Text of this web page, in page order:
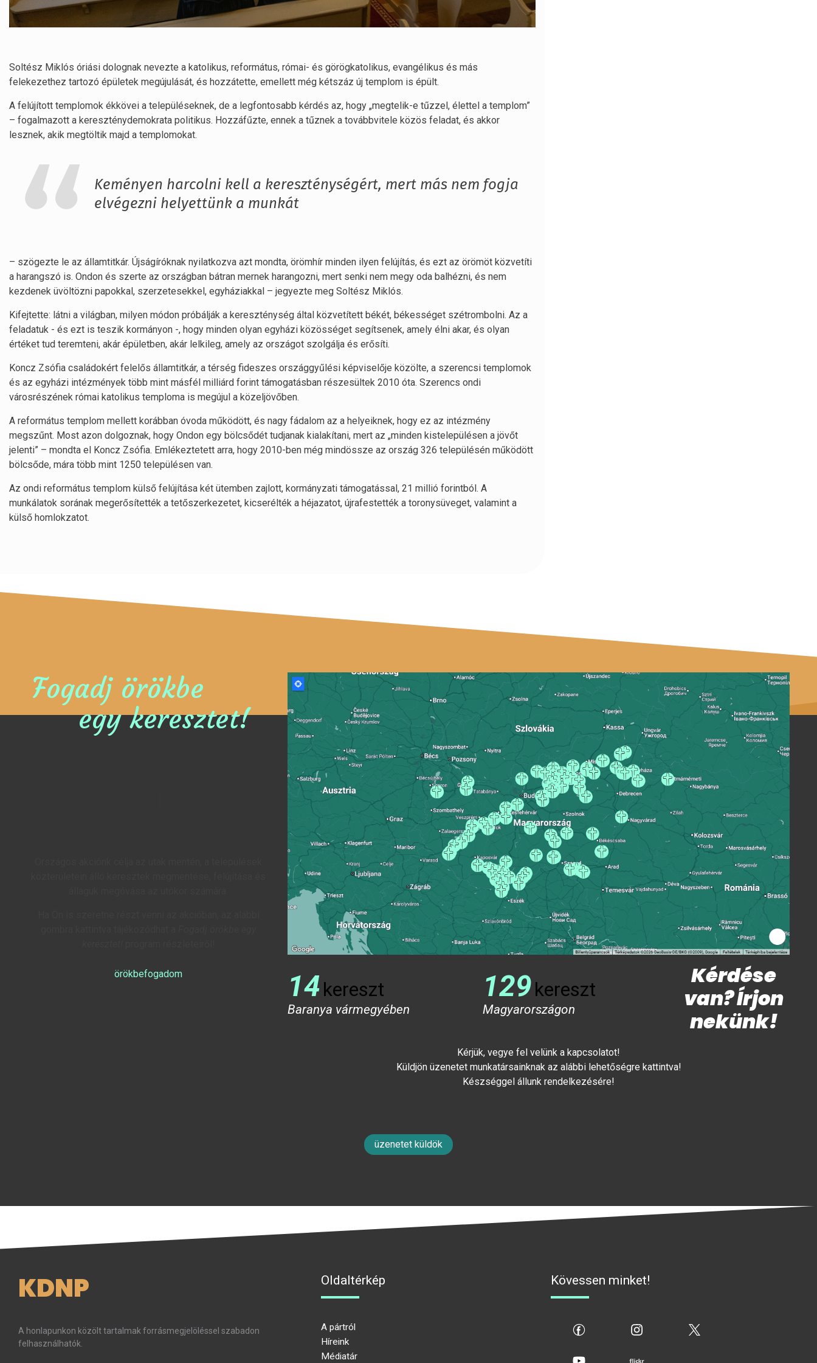
Soltész Miklós óriási dolognak nevezte a katolikus, református, római- és görögkatolikus, evangélikus és más
felekezethez tartozó épületek megújulását, és hozzátette, emellett még kétszáz új templom is épült.
A felújított templomok ékkövei a településeknek, de a legfontosabb kérdés az, hogy „megtelik-e tűzzel, élettel a templom”
– fogalmazott a kereszténydemokrata politikus. Hozzáfűzte, ennek a tűznek a továbbvitele közös feladat, és akkor
lesznek, akik megtöltik majd a templomokat.
Keményen harcolni kell a kereszténységért, mert más nem fogja
elvégezni helyettünk a munkát
– szögezte le az államtitkár. Újságíróknak nyilatkozva azt mondta, örömhír minden ilyen felújítás, és ezt az örömöt közvetíti
a harangszó is. Ondon és szerte az országban bátran mernek harangozni, mert senki nem megy oda balhézni, és nem
kezdenek üvöltözni papokkal, szerzetesekkel, egyháziakkal – jegyezte meg Soltész Miklós.
Kifejtette: látni a világban, milyen módon próbálják a kereszténység által közvetített békét, békességet szétrombolni. Az a
feladatuk - és ezt is teszik kormányon -, hogy minden olyan egyházi közösséget segítsenek, amely élni akar, és olyan
értéket tud teremteni, akár épületben, akár lelkileg, amely az országot szolgálja és erősíti.
Koncz Zsófia családokért felelős államtitkár, a térség fideszes országgyűlési képviselője közölte, a szerencsi templomok
és az egyházi intézmények több mint másfél milliárd forint támogatásban részesültek 2010 óta. Szerencs ondi
városrészének római katolikus temploma is megújul a közeljövőben.
A református templom mellett korábban óvoda működött, és nagy fádalom az a helyeiknek, hogy ez az intézmény
megszűnt. Most azon dolgoznak, hogy Ondon egy bölcsődét tudjanak kialakítani, mert az „minden kistelepülésen a jövőt
jelenti” – mondta el Koncz Zsófia. Emlékeztetett arra, hogy 2010-ben még mindössze az ország 326 településén működött
bölcsőde, mára több mint 1250 településen van.
Az ondi református templom külső felújítása két ütemben zajlott, kormányzati támogatással, 21 millió forintból. A
munkálatok sorának megerősítették a tetőszerkezetet, kicserélték a héjazatot, újrafestették a toronysüveget, valamint a
külső homlokzatot.
Fogadj örökbe
egy keresztet!
örökbefogadom 14kereszt
Baranya vármegyében
129kereszt
Magyarországon
Kérdése
van? Írjon
nekünk!
Kérjük, vegye fel velünk a kapcsolatot!
Küldjön üzenetet munkatársainknak az alábbi lehetőségre kattintva!
Készséggel állunk rendelkezésére!
üzenetet küldök
KDNP
A honlapunkon közölt tartalmak forrásmegjelöléssel szabadon
felhasználhatók.
Oldaltérkép
A pártról
Híreink
Médiatár
Kövessen minket!
flickr